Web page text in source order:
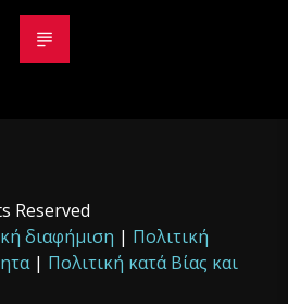
Reserved
διαφήμιση | Πολιτική
| Πολιτική κατά Βίας και